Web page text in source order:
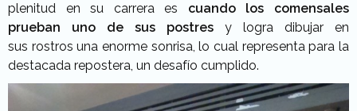
plenitud en su carrera es cuando los comensales
prueban uno de sus postres y logra dibujar en
sus rostros una enorme sonrisa, lo cual representa para la
destacada repostera, un desafío cumplido.